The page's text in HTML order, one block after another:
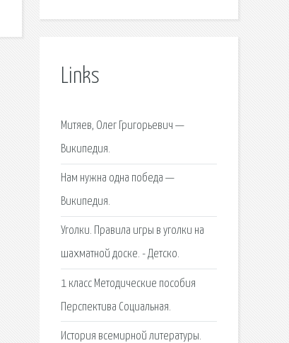
Links
Митяев, Олег Григорьевич —
Википедия.
Нам нужна одна победа —
Википедия.
Уголки. Правила игры в уголки на
шахматной доске. - Детско.
1 класс Методические пособия
Перспектива Социальная.
История всемирной литературы.